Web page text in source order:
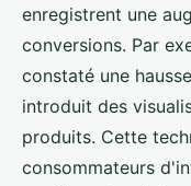
enregistrent une
conversions. Par
constaté une
introduit des
produits. Cette
consommateurs